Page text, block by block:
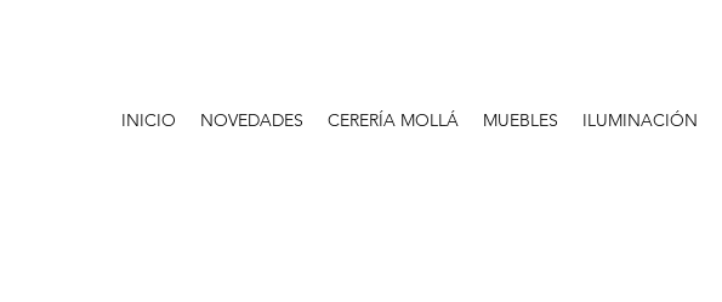
INICIO NOVEDADES CERERÍA MOLLÁ MUEBLES ILUMINACIÓN